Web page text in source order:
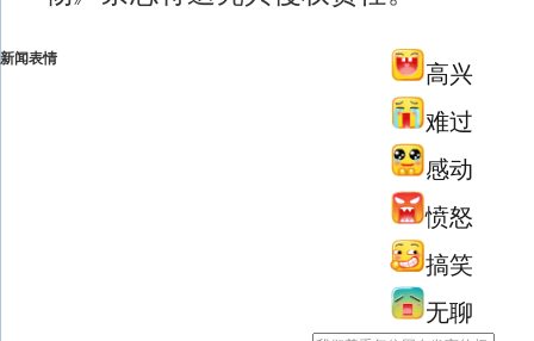
新闻表情
高兴
难过
感动
愤怒
搞笑
无聊